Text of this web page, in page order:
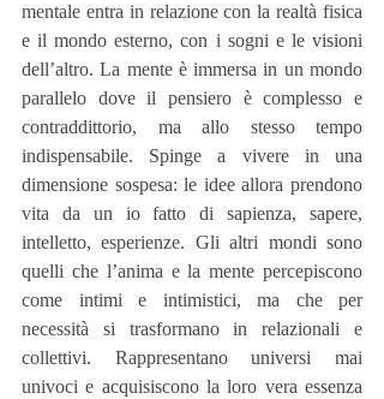
mentale entra in relazione con la realtà fisica
e il mondo esterno, con i sogni e le visioni
dell’altro. La mente è immersa in un mondo
parallelo dove il pensiero è complesso e
contraddittorio, ma allo stesso tempo
indispensabile. Spinge a vivere in una
dimensione sospesa: le idee allora prendono
vita da un io fatto di sapienza, sapere,
intelletto, esperienze. Gli altri mondi sono
quelli che l’anima e la mente percepiscono
come intimi e intimistici, ma che per
necessità si trasformano in relazionali e
collettivi. Rappresentano universi mai
univoci e acquisiscono la loro vera essenza